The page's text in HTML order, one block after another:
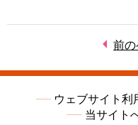
前
ウェブサイト利
当サイト